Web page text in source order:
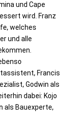
und Cape
wird. Franz
welches
und alle
Francis
Godwin als
dabei: Kojo
als Bauexperte,